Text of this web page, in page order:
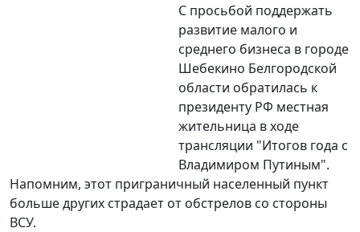
С просьбой поддержать
развитие малого и
среднего бизнеса в городе
Шебекино Белгородской
области обратилась к
президенту РФ местная
жительница в ходе
трансляции "Итогов года с
Владимиром Путиным".
Напомним, этот приграничный населенный пункт
больше других страдает от обстрелов со стороны
ВСУ.